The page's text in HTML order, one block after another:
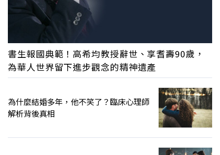
書生報國典範！高希均教授辭世、享耆壽90歲，
為華人世界留下進步觀念的精神遺產
為什麼結婚多年，他不笑了？臨床心理師
解析背後真相